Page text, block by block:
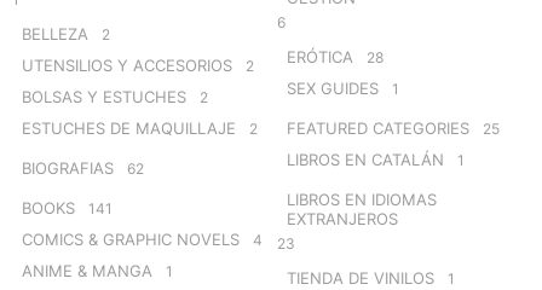
BELLEZA 2
UTENSILIOS Y ACCESORIOS 2
BOLSAS Y ESTUCHES 2
ESTUCHES DE MAQUILLAJE 2
BIOGRAFIAS 62
BOOKS 141
COMICS & GRAPHIC NOVELS 4
ANIME & MANGA 1
6
ERÓTICA 28
SEX GUIDES 1
FEATURED CATEGORIES 25
LIBROS EN CATALÁN 1
LIBROS EN IDIOMAS
EXTRANJEROS
23
TIENDA DE VINILOS 1